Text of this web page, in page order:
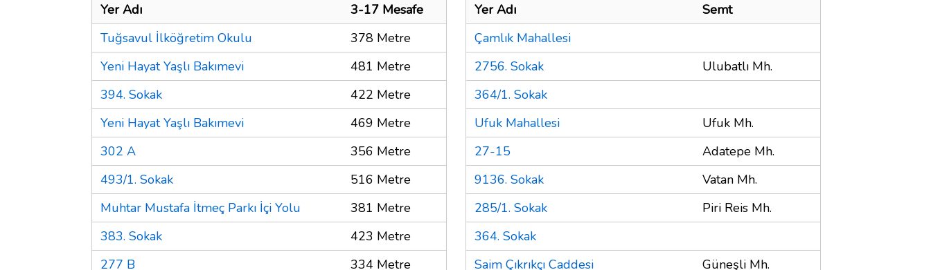
Yer Adı
3-17 Mesafe
Tuğsavul İlköğretim Okulu
378 Metre
Yeni Hayat Yaşlı Bakımevi
481 Metre
394. Sokak
422 Metre
Yeni Hayat Yaşlı Bakımevi
469 Metre
302 A
356 Metre
493/1. Sokak
516 Metre
Muhtar Mustafa İtmeç Parkı İçi Yolu
381 Metre
383. Sokak
423 Metre
277 B
334 Metre
Yer Adı
Semt
Çamlık Mahallesi
2756. Sokak
Ulubatlı Mh.
364/1. Sokak
Ufuk Mahallesi
Ufuk Mh.
27-15
Adatepe Mh.
9136. Sokak
Vatan Mh.
285/1. Sokak
Piri Reis Mh.
364. Sokak
Saim Çıkrıkçı Caddesi
Güneşli Mh.